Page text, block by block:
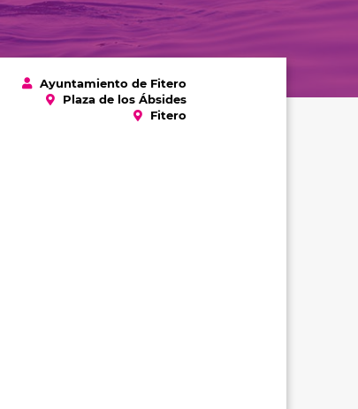
Ayuntamiento de Fitero
Plaza de los Ábsides
Fitero